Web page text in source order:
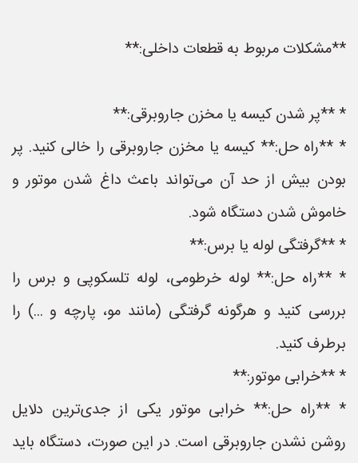
**مشکلات مربوط به قطعات داخلی:**
* **پر شدن کیسه یا مخزن جاروبرقی:**
* **راه حل:** کیسه یا مخزن جاروبرقی را خالی کنید. پر
بودن بیش از حد آن می‌تواند باعث داغ شدن موتور و
خاموش شدن دستگاه شود.
* **گرفتگی لوله یا برس:**
* **راه حل:** لوله خرطومی، لوله تلسکوپی و برس را
بررسی کنید و هرگونه گرفتگی (مانند مو، پارچه و ...) را
برطرف کنید.
* **خرابی موتور:**
* **راه حل:** خرابی موتور یکی از جدی‌ترین دلایل
روشن نشدن جاروبرقی است. در این صورت، دستگاه باید